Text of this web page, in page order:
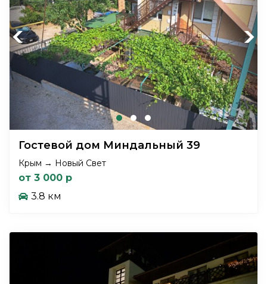
Previous Next
Гостевой дом Миндальный 39
Крым → Новый Свет
от 3 000 р
3.8 км